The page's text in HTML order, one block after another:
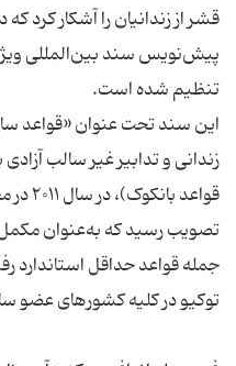
قشر از زندانیان را آشکار کرد که
پیش‌نویس سند بین‌المللی ویژه
این سند تحت عنوان «قواعد
زندانی و تدابیر غیر سالب
قواعد
تصویب رسید که به‌عنوان مکمل
جمله قواعد حداقل استاندارد